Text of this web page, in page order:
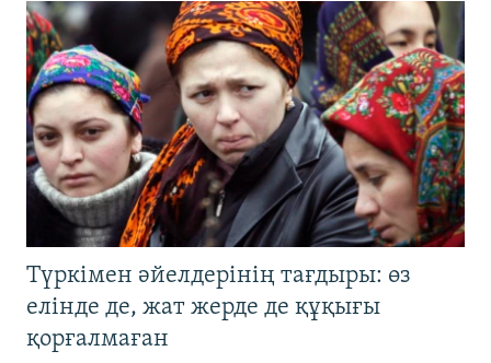
Түркімен әйелдерінің тағдыры: өз
елінде де, жат жерде де құқығы
қорғалмаған